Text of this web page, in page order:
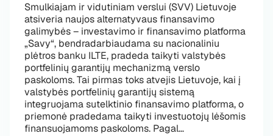
Smulkiajam ir vidutiniam verslui (SVV) Lietuvoje
atsiveria naujos alternatyvaus finansavimo
galimybės – investavimo ir finansavimo platforma
„Savy“, bendradarbiaudama su nacionaliniu
plėtros banku ILTE, pradeda taikyti valstybės
portfelinių garantijų mechanizmą verslo
paskoloms. Tai pirmas toks atvejis Lietuvoje, kai į
valstybės portfelinių garantijų sistemą
integruojama sutelktinio finansavimo platforma, o
priemonė pradedama taikyti investuotojų lėšomis
finansuojamoms paskoloms. Pagal…„Valstybės